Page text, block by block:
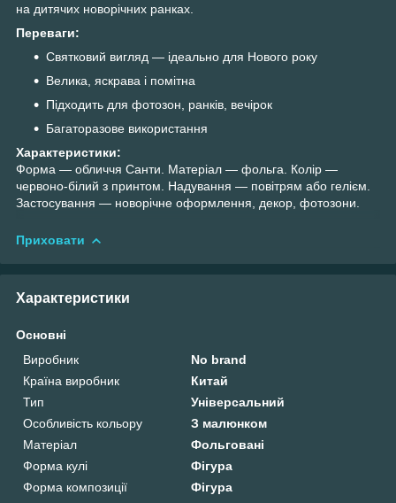
на дитячих новорічних ранках.
Переваги:
Святковий вигляд — ідеально для Нового року
Велика, яскрава і помітна
Підходить для фотозон, ранків, вечірок
Багаторазове використання
Характеристики:
Форма — обличчя Санти. Матеріал — фольга. Колір —
червоно-білий з принтом. Надування — повітрям або гелієм.
Застосування — новорічне оформлення, декор, фотозони.
Приховати
Характеристики
Основні
Виробник
No brand
Країна виробник
Китай
Тип
Універсальний
Особливість кольору
З малюнком
Матеріал
Фольговані
Форма кулі
Фігура
Форма композиції
Фігура